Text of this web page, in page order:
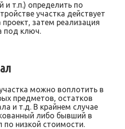
и т.п.) определить по
участка действует
затем реализация
под ключ.
можно воплотить в
предметов, остатков
и т.д. В крайнем случае
либо бывший в
по низкой стоимости.